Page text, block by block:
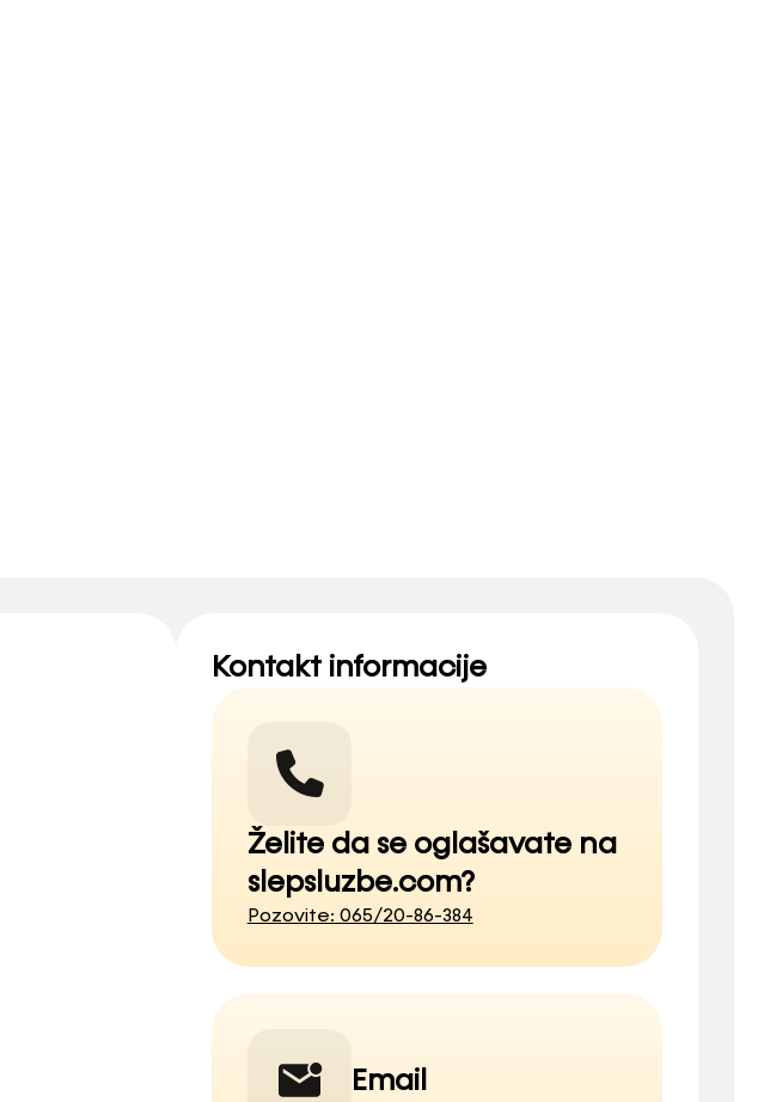
Kontakt informacije
Želite da se oglašavate na
slepsluzbe.com?
Pozovite: 065/20-86-384
Email